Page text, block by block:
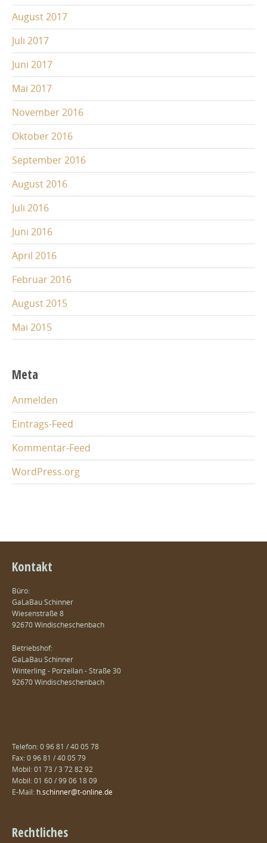
August 2017
Juli 2017
Juni 2017
Mai 2017
November 2016
Oktober 2016
September 2016
August 2016
Juli 2016
Juni 2016
April 2016
Februar 2016
August 2015
Mai 2015
Meta
Anmelden
Eintrags-Feed
Kommentar-Feed
WordPress.org
Kontakt
Büro:
GaLaBau Schinner
Wiesenstraße 8
92670 Windischeschenbach
Betriebshof:
GaLaBau Schinner
Winterling - Porzellan - Straße 30
92670 Windischeschenbach
Telefon: 0 96 81 / 40 05 78
Fax: 0 96 81 / 40 05 79
Mobil: 01 73 / 3 72 82 92
Mobil: 01 60 / 99 06 18 09
E-Mail: h.schinner@t-online.de
Rechtliches